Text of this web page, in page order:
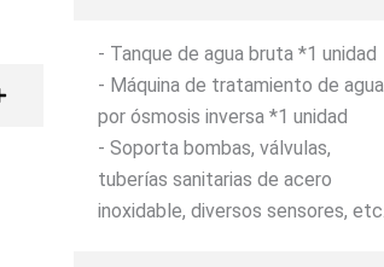
- Tanque de agua bruta *1 unidad
- Máquina de tratamiento de agua
por ósmosis inversa *1 unidad
- Soporta bombas, válvulas,
tuberías sanitarias de acero
inoxidable, diversos sensores, etc.